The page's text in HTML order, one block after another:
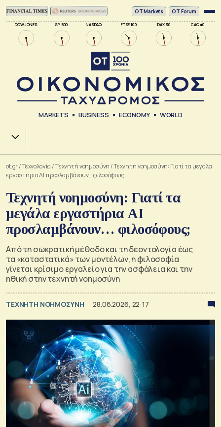
DOW JONES SP 500 NASDAQ FTSE 100 DAX 30 CAC 40
ΟΤ Markets OT Forum
MARKETS BUSINESS ECONOMY WORLD
Χ.Α.
ot.gr/Τεχνολογία /Tεχνητή νοημοσύνη /Τεχνητή νοημοσύνη: Γιατί τα μεγάλα
εργαστήρια AI προσλαμβάνουν… φιλοσόφους;
Τεχνητή νοημοσύνη: Γιατί τα
μεγάλα εργαστήρια AI
προσλαμβάνουν… φιλοσόφους;
Από τη σωκρατική μέθοδο και τη δεοντολογία έως
τα «καταστατικά» των μοντέλων, η φιλοσοφία
γίνεται κρίσιμο εργαλείο για την ασφάλεια και την
ηθική στην τεχνητή νοημοσύνη
TΕΧΝΗΤΗ ΝΟΗΜΟΣΥΝΗ 28.06.2026, 22:17